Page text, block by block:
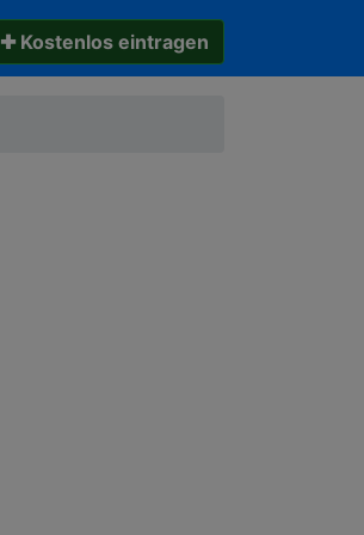
✚ Kostenlos eintragen